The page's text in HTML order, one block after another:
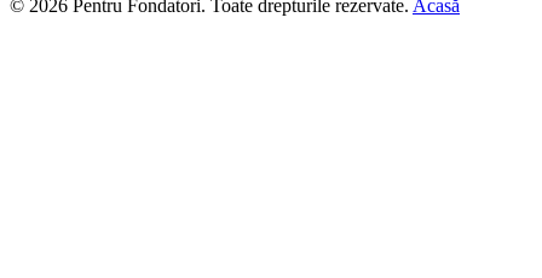
© 2026 Pentru Fondatori. Toate drepturile rezervate. Acasă